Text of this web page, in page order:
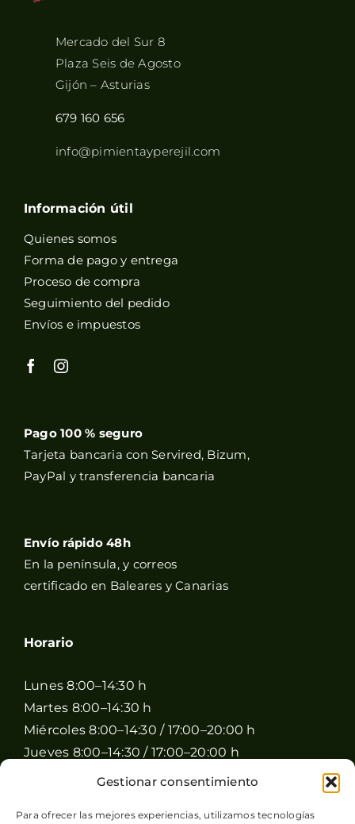
Gestionar consentimiento
Para ofrecer las mejores experiencias, utilizamos tecnologías
Mercado del Sur 8
Plaza Seis de Agosto
Gijón – Asturias
679 160 656
info@pimientayperejil.com
Información útil
Quienes somos
Forma de pago y entrega
Proceso de compra
Seguimiento del pedido
Envíos e impuestos
Pago 100 % seguro
Tarjeta bancaria con Servired, Bizum,
PayPal y transferencia bancaria
Envío rápido 48h
En la península, y correos
certificado en Baleares y Canarias
Horario
Lunes 8:00–14:30 h
Martes 8:00–14:30 h
Miércoles 8:00–14:30 / 17:00–20:00 h
Jueves 8:00–14:30 / 17:00–20:00 h
Viernes 8:00–14:30 / 17:00–20:00 h
Domingo Cerrado